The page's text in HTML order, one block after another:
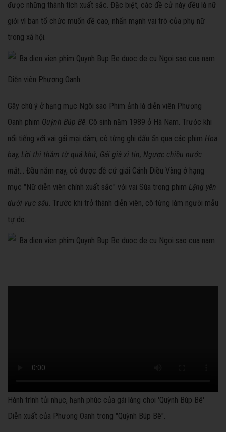
được những thành tích xuất sắc. Đặc biệt, các đề cử này đều là nữ
giới vì ban tổ chức muốn đề cao, nhấn mạnh vai trò của phụ nữ
trong xã hội.
Diễn viên Phương Oanh.
Gây chú ý ở hạng mục Ngôi sao Phim ảnh là diễn viên Phương
Oanh phim Quỳnh Búp Bê. Cô sinh năm 1989 ở Hà Nam. Trước khi
nổi tiếng với vai gái mại dâm, cô từng ghi dấu ấn qua các phim Hoa
bay, Lời thì thầm từ quá khứ, Gái già xì tin, Ngược chiều nước
mắt... Đầu năm nay, cô được đề cử giải Cánh Diều Vàng ở hạng
mục "Nữ diễn viên chính xuất sắc" với vai Súa trong phim Lặng yên
dưới vực sâu. Trước khi trở thành diễn viên, cô từng làm người mẫu
tự do.
Hành trình tủi nhục, hạnh phúc của gái làng chơi 'Quỳnh Búp Bê'
Diễn xuất của Phương Oanh trong "Quỳnh Búp Bê".